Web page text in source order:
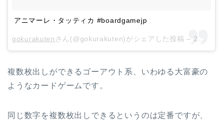
アニマーレ・タッティカ #boardgamejp
gokurakuten さん(@gokurakuten)がシェアした投稿 – 2月 11, 2018 at 4:35午前 PST
複数枚出しができるゴーアウト系、いわゆる大富豪の
ようなカードゲームです。
同じ数字を複数枚出しできるというのは定番ですが、